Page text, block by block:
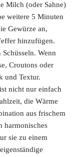
Milch (oder Sahne)
weitere 5 Minuten
Gewürze an,
hinzufügen.
Wenn
Croutons oder
und Textur.
nicht nur einfach
die Wärme
aus frischem
harmonisches
sie zu einem